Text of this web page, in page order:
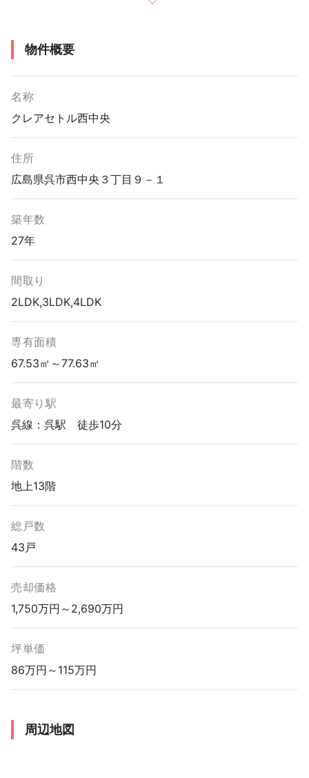
物件概要
名称
クレアセトル西中央
住所
広島県呉市西中央３丁目９－１
築年数
27年
間取り
2LDK,3LDK,4LDK
専有面積
67.53㎡～77.63㎡
最寄り駅
呉線：呉駅 徒歩10分
階数
地上13階
総戸数
43戸
売却価格
1,750万円～2,690万円
坪単価
86万円～115万円
周辺地図